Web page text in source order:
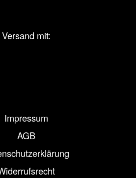
Versand mit:
Impressum
AGB